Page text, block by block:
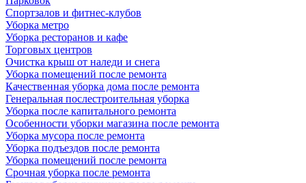
Спортзалов и фитнес-клубов
Уборка метро
Уборка ресторанов и кафе
Торговых центров
Очистка крыш от наледи и снега
Уборка помещений после ремонта
Качественная уборка дома после ремонта
Генеральная послестроительная уборка
Уборка после капитального ремонта
Особенности уборки магазина после ремонта
Уборка мусора после ремонта
Уборка подъездов после ремонта
Уборка помещений после ремонта
Срочная уборка после ремонта